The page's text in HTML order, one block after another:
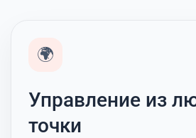
🌍
Управление из
точки